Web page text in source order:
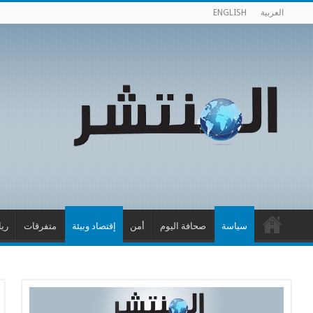
العربية ENGLISH
سياسة صحافة اليوم أمن إقتصاد وبيئة متفرقات